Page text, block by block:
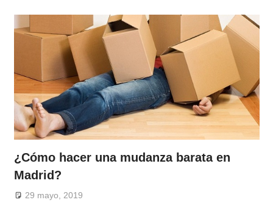
¿Cómo hacer una mudanza barata en
Madrid?
29 mayo, 2019